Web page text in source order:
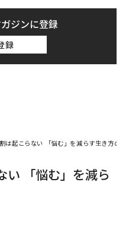
ジンに登録
録
は起こらない 「悩む」を減らす生き方のコ
い 「悩む」を減ら